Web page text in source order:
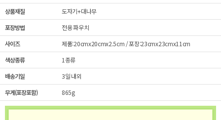
상품재질
도자기+대나무
포장방법
전용 파우치
사이즈
제품:20cmx20cmx2.5cm / 포장:23cmx23cmx11cm
색상종류
1종류
배송기일
3일 내외
무게(포장포함)
865g